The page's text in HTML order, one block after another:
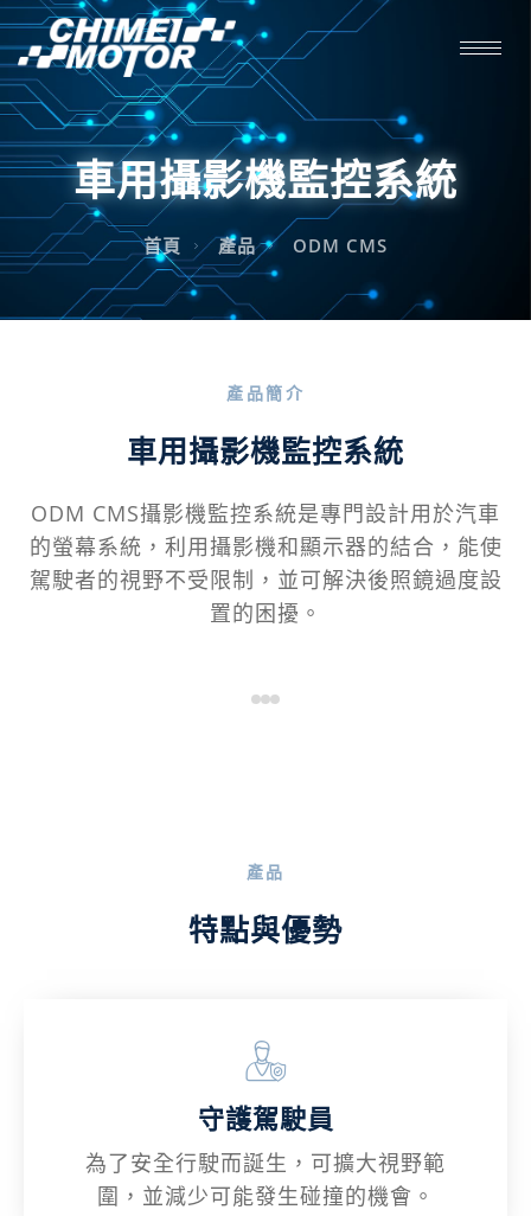
車用攝影機監控系統
首頁 產品 ODM CMS
產品簡介
車用攝影機監控系統
ODM CMS攝影機監控系統是專門設計用於汽車
的螢幕系統，利用攝影機和顯示器的結合，能使
駕駛者的視野不受限制，並可解決後照鏡過度設
置的困擾。
產品
特點與優勢
守護駕駛員
為了安全行駛而誕生，可擴大視野範
圍，並減少可能發生碰撞的機會。